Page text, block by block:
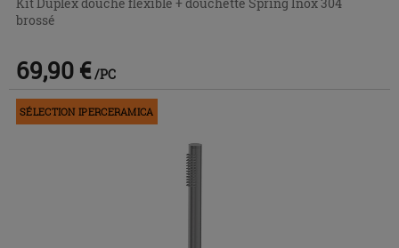
brossé
69,90 € /PC
SÉLECTION IPERCERAMICA